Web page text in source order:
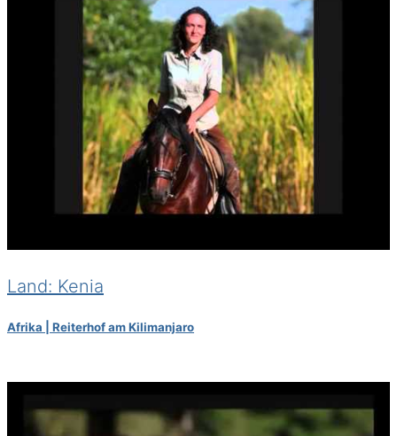
Land: Kenia
Afrika | Reiterhof am Kilimanjaro